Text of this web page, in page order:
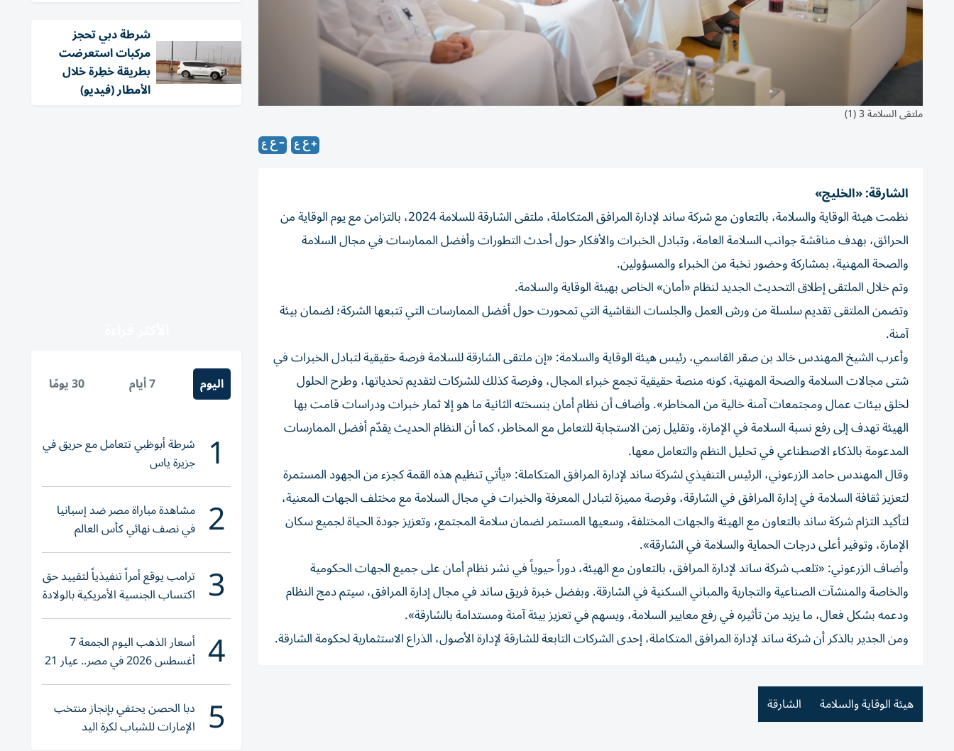
ملتقى السلامة 3 (1)
الشارقة: «الخليج»
نظمت هيئة الوقاية والسلامة، بالتعاون مع شركة ساند لإدارة المرافق المتكاملة، ملتقى الشارقة للسلامة 2024، بالتزامن مع يوم الوقاية من
الحرائق، بهدف مناقشة جوانب السلامة العامة، وتبادل الخبرات والأفكار حول أحدث التطورات وأفضل الممارسات في مجال السلامة
والصحة المهنية، بمشاركة وحضور نخبة من الخبراء والمسؤولين.
وتم خلال الملتقى إطلاق التحديث الجديد لنظام «أمان» الخاص بهيئة الوقاية والسلامة.
وتضمن الملتقى تقديم سلسلة من ورش العمل والجلسات النقاشية التي تمحورت حول أفضل الممارسات التي تتبعها الشركة؛ لضمان بيئة
آمنة.
وأعرب الشيخ المهندس خالد بن صقر القاسمي، رئيس هيئة الوقاية والسلامة: «إن ملتقى الشارقة للسلامة فرصة حقيقية لتبادل الخبرات في
شتى مجالات السلامة والصحة المهنية، كونه منصة حقيقية تجمع خبراء المجال، وفرصة كذلك للشركات لتقديم تحدياتها، وطرح الحلول
لخلق بيئات عمال ومجتمعات آمنة خالية من المخاطر». وأضاف أن نظام أمان بنسخته الثانية ما هو إلا ثمار خبرات ودراسات قامت بها
الهيئة تهدف إلى رفع نسبة السلامة في الإمارة، وتقليل زمن الاستجابة للتعامل مع المخاطر، كما أن النظام الحديث يقدّم أفضل الممارسات
المدعومة بالذكاء الاصطناعي في تحليل النظم والتعامل معها.
وقال المهندس حامد الزرعوني، الرئيس التنفيذي لشركة ساند لإدارة المرافق المتكاملة: «يأتي تنظيم هذه القمة كجزء من الجهود المستمرة
لتعزيز ثقافة السلامة في إدارة المرافق في الشارقة، وفرصة مميزة لتبادل المعرفة والخبرات في مجال السلامة مع مختلف الجهات المعنية،
لتأكيد التزام شركة ساند بالتعاون مع الهيئة والجهات المختلفة، وسعيها المستمر لضمان سلامة المجتمع، وتعزيز جودة الحياة لجميع سكان
الإمارة، وتوفير أعلى درجات الحماية والسلامة في الشارقة».
وأضاف الزرعوني: «تلعب شركة ساند لإدارة المرافق، بالتعاون مع الهيئة، دوراً حيوياً في نشر نظام أمان على جميع الجهات الحكومية
والخاصة والمنشآت الصناعية والتجارية والمباني السكنية في الشارقة. وبفضل خبرة فريق ساند في مجال إدارة المرافق، سيتم دمج النظام
ودعمه بشكل فعال، ما يزيد من تأثيره في رفع معايير السلامة، ويسهم في تعزيز بيئة آمنة ومستدامة بالشارقة».
ومن الجدير بالذكر أن شركة ساند لإدارة المرافق المتكاملة، إحدى الشركات التابعة للشارقة لإدارة الأصول، الذراع الاستثمارية لحكومة الشارقة.
هيئة الوقاية والسلامة الشارقة
شرطة دبي تحجز
مركبات استعرضت
بطريقة خطِرة خلال
الأمطار (فيديو)
اليوم 7 أيام 30 يومًا
1 شرطة أبوظبي تتعامل مع حريق في
جزيرة ياس
2 مشاهدة مباراة مصر ضد إسبانيا
في نصف نهائي كأس العالم
لناشئات اليد 2026
3 ترامب يوقع أمراً تنفيذياً لتقييد حق
اكتساب الجنسية الأمريكية بالولادة
4 أسعار الذهب اليوم الجمعة 7
أغسطس 2026 في مصر.. عيار 21
يقترب من هذا الرقم
5 دبا الحصن يحتفي بإنجاز منتخب
الإمارات للشباب لكرة اليد